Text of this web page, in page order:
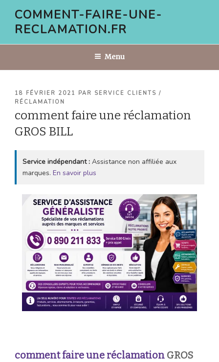
contenu
COMMENT-FAIRE-UNE-
RECLAMATION.FR
Menu
PUBLIÉ
LE
18 FÉVRIER 2021 PAR SERVICE CLIENTS /
RÉCLAMATION
comment faire une réclamation
GROS BILL
Service indépendant : Assistance non affiliée aux
marques. En savoir plus
comment faire une réclamation GROS